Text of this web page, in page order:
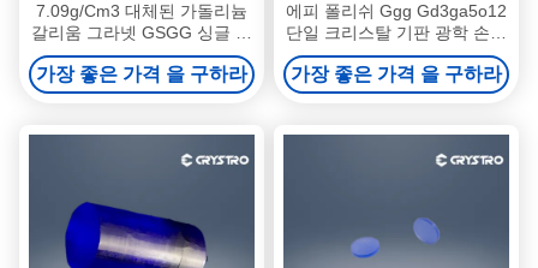
7.09g/Cm3 대체된 가돌리늄
갈리움 그라넷 GSGG 싱글 크
리스탈 웨이퍼
가장 좋은 가격 을 구하라
에피 폴리쉬 Ggg Gd3ga5o12
단일 크리스탈 기판 광학 손실
이 낮다
가장 좋은 가격 을 구하라